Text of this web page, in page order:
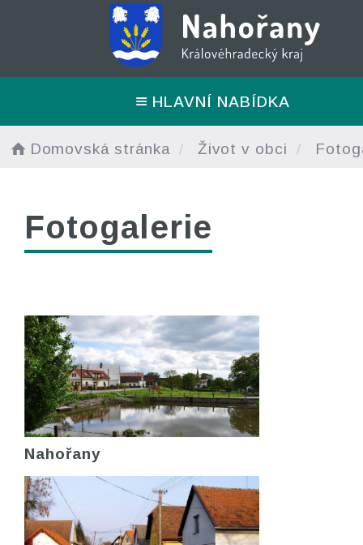
HLAVNÍ NABÍDKA
Domovská stránka Život v obci
Fotogalerie
Nahořany